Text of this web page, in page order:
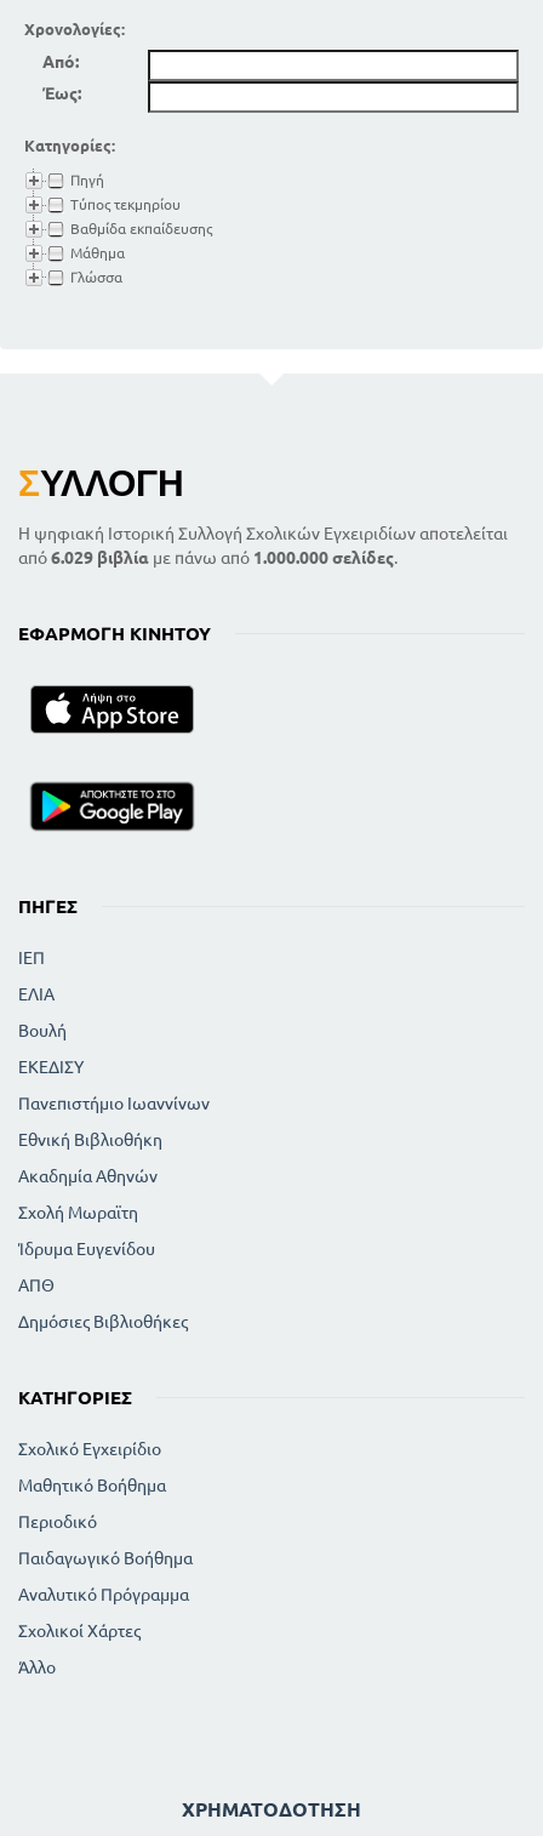
Χρονολογίες:
Από:
Έως:
Κατηγορίες:
Πηγή
Τύπος τεκμηρίου
Βαθμίδα εκπαίδευσης
Μάθημα
Γλώσσα
ΣΥΛΛΟΓΉ
Η ψηφιακή Ιστορική Συλλογή Σχολικών Εγχειριδίων αποτελείται
από6.029 βιβλία με πάνω από 1.000.000 σελίδες.
ΕΦΑΡΜΟΓΉ ΚΙΝΗΤΟΎ
ΠΗΓΈΣ
ΙΕΠ
ΕΛΙΑ
Βουλή
ΕΚΕΔΙΣΥ
Πανεπιστήμιο Ιωαννίνων
Εθνική Βιβλιοθήκη
Ακαδημία Αθηνών
Σχολή Μωραϊτη
Ίδρυμα Ευγενίδου
ΑΠΘ
Δημόσιες Βιβλιοθήκες
ΚΑΤΗΓΟΡΊΕΣ
Σχολικό Εγχειρίδιο
Μαθητικό Βοήθημα
Περιοδικό
Παιδαγωγικό Βοήθημα
Αναλυτικό Πρόγραμμα
Σχολικοί Χάρτες
Άλλο
ΧΡΗΜΑΤΟΔΌΤΗΣΗ